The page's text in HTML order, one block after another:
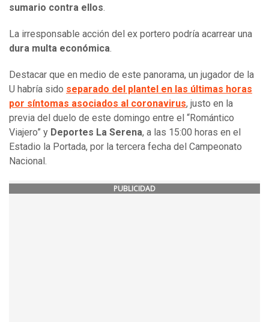
sumario contra ellos.
La irresponsable acción del ex portero podría acarrear una
dura multa económica.
Destacar que en medio de este panorama, un jugador de la
U habría sido separado del plantel en las últimas horas
por síntomas asociados al coronavirus, justo en la
previa del duelo de este domingo entre el “Romántico
Viajero” y Deportes La Serena, a las 15:00 horas en el
Estadio la Portada, por la tercera fecha del Campeonato
Nacional.
PUBLICIDAD